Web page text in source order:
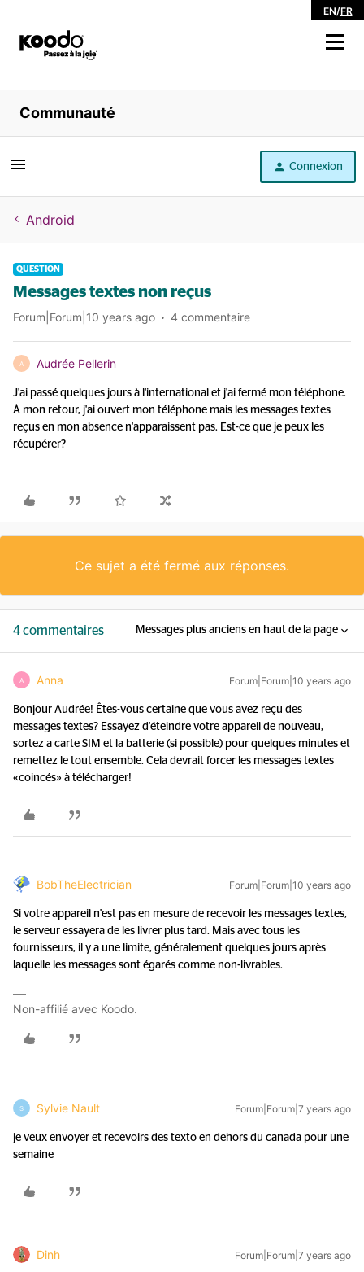
EN/FR
Magasiner
Libre service
Aide
Communauté
Connexion
Android
QUESTION
Messages textes non reçus
Forum|Forum|10 years ago 4 commentaire
A Audrée Pellerin
J'ai passé quelques jours à l'international et j'ai fermé mon téléphone.
À mon retour, j'ai ouvert mon téléphone mais les messages textes
reçus en mon absence n'apparaissent pas. Est-ce que je peux les
récupérer?
Ce sujet a été fermé aux réponses.
4 commentaires Messages plus anciens en haut de la page
A Anna Forum|Forum|10 years ago
Bonjour Audrée! Êtes-vous certaine que vous avez reçu des
messages textes? Essayez d'éteindre votre appareil de nouveau,
sortez a carte SIM et la batterie (si possible) pour quelques minutes et
remettez le tout ensemble. Cela devrait forcer les messages textes
«coincés» à télécharger!
BobTheElectrician Forum|Forum|10 years ago
Si votre appareil n'est pas en mesure de recevoir les messages textes,
le serveur essayera de les livrer plus tard. Mais avec tous les
fournisseurs, il y a une limite, généralement quelques jours après
laquelle les messages sont égarés comme non-livrables.
Non-affilié avec Koodo.
S Sylvie Nault Forum|Forum|7 years ago
je veux envoyer et recevoirs des texto en dehors du canada pour une
semaine
Dinh Forum|Forum|7 years ago